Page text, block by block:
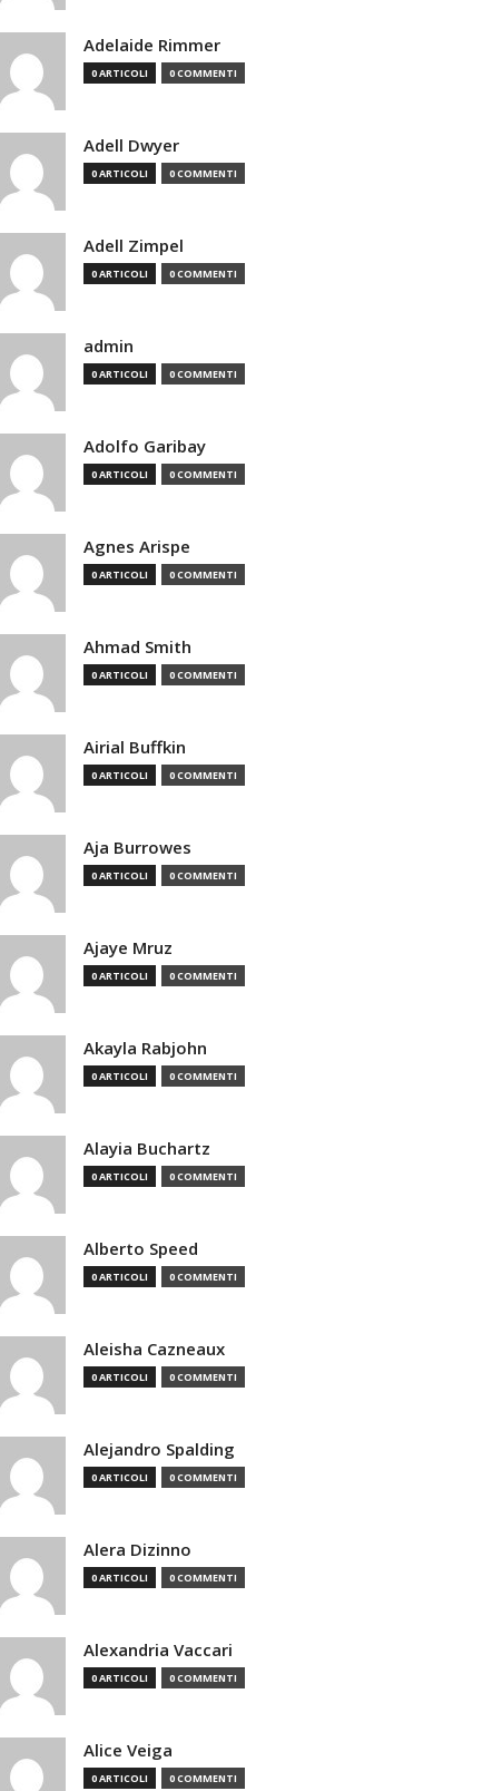
Adelaide Rimmer
0 ARTICOLI 0 COMMENTI
Adell Dwyer
0 ARTICOLI 0 COMMENTI
Adell Zimpel
0 ARTICOLI 0 COMMENTI
admin
0 ARTICOLI 0 COMMENTI
Adolfo Garibay
0 ARTICOLI 0 COMMENTI
Agnes Arispe
0 ARTICOLI 0 COMMENTI
Ahmad Smith
0 ARTICOLI 0 COMMENTI
Airial Buffkin
0 ARTICOLI 0 COMMENTI
Aja Burrowes
0 ARTICOLI 0 COMMENTI
Ajaye Mruz
0 ARTICOLI 0 COMMENTI
Akayla Rabjohn
0 ARTICOLI 0 COMMENTI
Alayia Buchartz
0 ARTICOLI 0 COMMENTI
Alberto Speed
0 ARTICOLI 0 COMMENTI
Aleisha Cazneaux
0 ARTICOLI 0 COMMENTI
Alejandro Spalding
0 ARTICOLI 0 COMMENTI
Alera Dizinno
0 ARTICOLI 0 COMMENTI
Alexandria Vaccari
0 ARTICOLI 0 COMMENTI
Alice Veiga
0 ARTICOLI 0 COMMENTI